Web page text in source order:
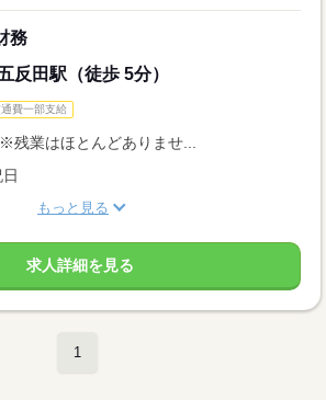
務
反田駅（徒歩 5分）
費一部支給
残業はほとんどありませ...
もっと見る
求人詳細を見る
1